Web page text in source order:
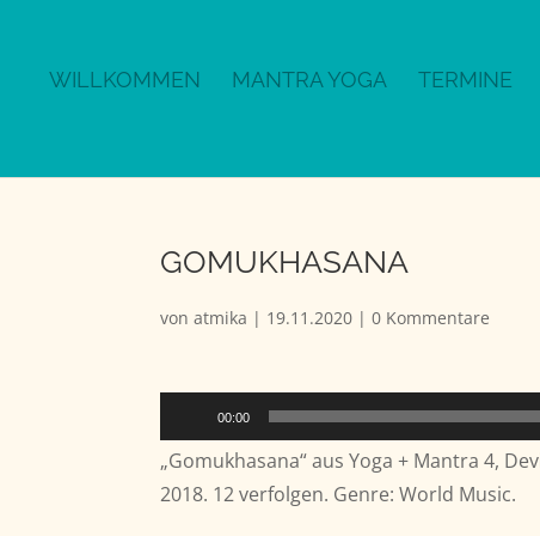
WILLKOMMEN MANTRA YOGA TERMINE
GOMUKHASANA
vonatmika | 19.11.2020 |0 Kommentare
Audio-
Player
00:00
„Gomukhasana“ aus Yoga + Mantra 4,
2018. 12 verfolgen. Genre: World Music.